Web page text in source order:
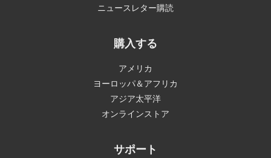
ニュースレター購読
購入する
アメリカ
ヨーロッパ＆アフリカ
アジア太平洋
オンラインストア
サポート